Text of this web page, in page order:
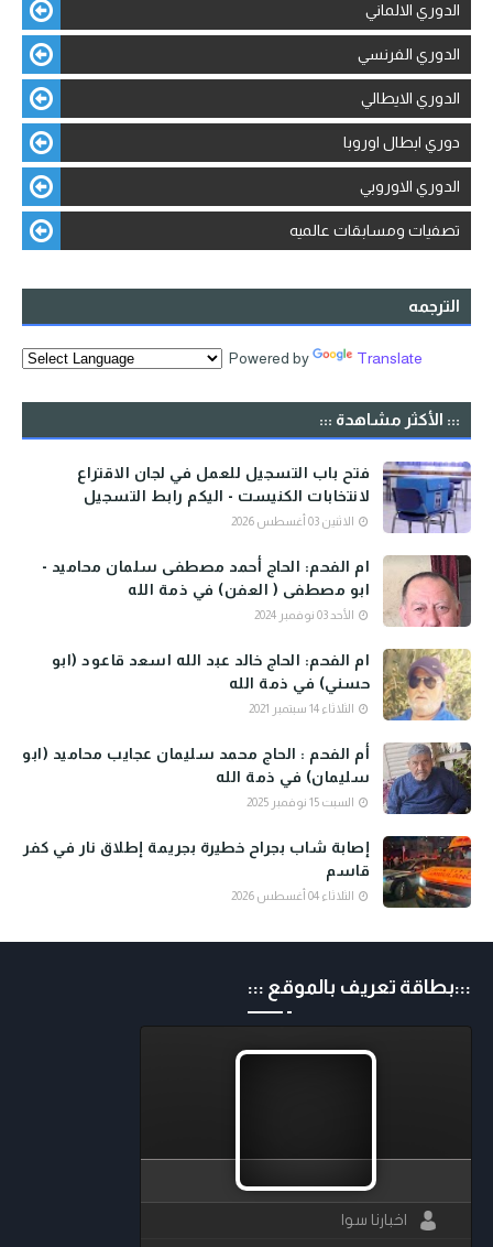
الدوري الالماني
الدوري الفرنسي
الدوري الايطالي
دوري ابطال اوروبا
الدوري الاوروبي
تصفيات ومسابقات عالميه
الترجمه
Powered by Translate
::: الأكثر مشاهدة :::
فتح باب التسجيل للعمل في لجان الاقتراع
لانتخابات الكنيست - اليكم رابط التسجيل
الاثنين 03 أغسطس 2026
ام الفحم: الحاج أحمد مصطفى سلمان محاميد -
ابو مصطفى ( العفن) في ذمة الله
الأحد 03 نوفمبر 2024
ام الفحم: الحاج خالد عبد الله اسعد قاعود (ابو
حسني) في ذمة الله
الثلاثاء 14 سبتمبر 2021
أم الفحم : الحاج محمد سليمان عجايب محاميد (ابو
سليمان) في ذمة الله
السبت 15 نوفمبر 2025
إصابة شاب بجراح خطيرة بجريمة إطلاق نار في كفر
قاسم
الثلاثاء 04 أغسطس 2026
:::بطاقة تعريف بالموقع :::
اخبارنا سوا